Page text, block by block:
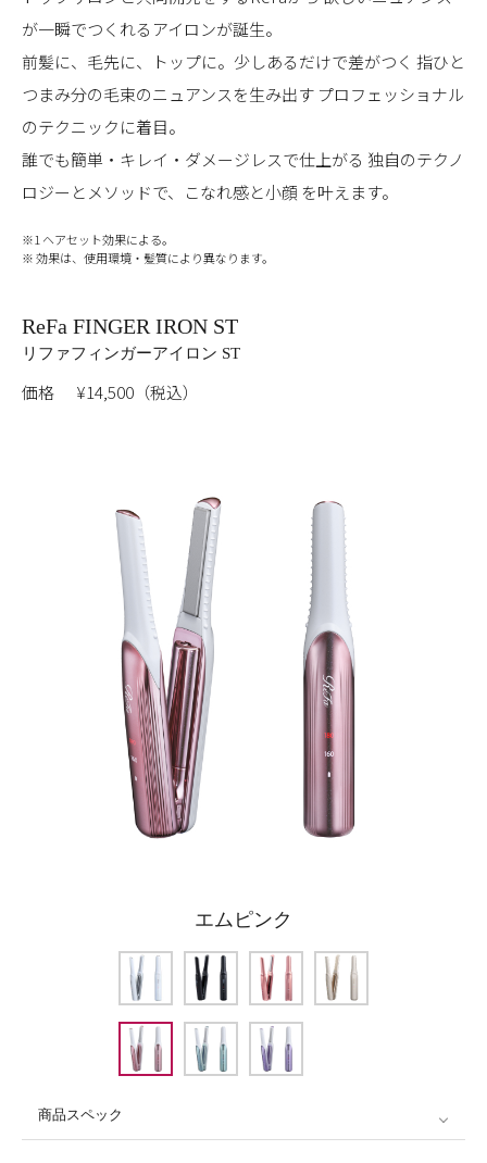
が一瞬でつくれるアイロンが誕生。
前髪に、毛先に、トップに。少しあるだけで差がつく 指ひと
つまみ分の毛束のニュアンスを生み出す プロフェッショナル
のテクニックに着目。
誰でも簡単・キレイ・ダメージレスで仕上がる 独自のテクノ
ロジーとメソッドで、こなれ感と小顔 を叶えます。
※1 ヘアセット効果による。
※ 効果は、使用環境・髪質により異なります。
ReFa FINGER IRON ST
リファフィンガーアイロン ST
価格 ¥14,500（税込）
エムピンク
商品スペック